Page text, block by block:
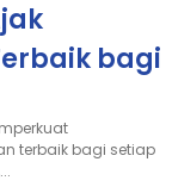
bagi
terbaik bagi setiap